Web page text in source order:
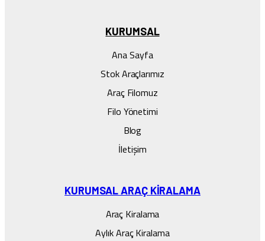
KURUMSAL
Ana Sayfa
Stok Araçlarımız
Araç Filomuz
Filo Yönetimi
Blog
İletişim
KURUMSAL ARAÇ KIRALAMA
Araç Kiralama
Aylık Araç Kiralama